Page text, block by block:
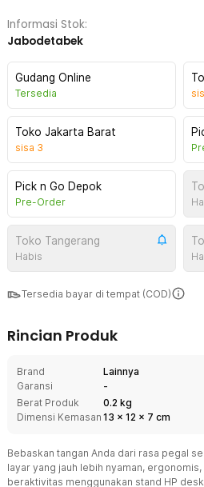
Informasi Stok:
Jabodetabek
Gudang Online
Tersedia
Toko Jakarta Barat
sisa 3
Pick n Go Depok
Pre-Order
Toko Tangerang
Habis
Tersedia bayar di tempat (COD)
Rincian Produk
Brand
Lainnya
Garansi
-
Berat Produk
0.2 kg
Dimensi Kemasan 13 x 12 x 7 cm
Bebaskan tangan Anda dari rasa pegal
layar yang jauh lebih nyaman,
beraktivitas menggunakan stand HP